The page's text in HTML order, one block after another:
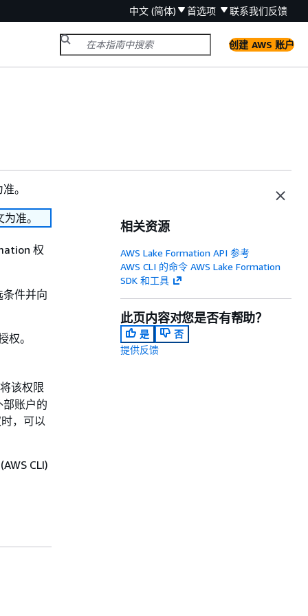
中文 (简体) 首选项 联系我们反馈
创建 AWS 账户
。
准。
权
件并向
权。
该权限
账户的
，可以
CLI)
相关资源
AWS Lake Formation API 参考
AWS CLI 的命令 AWS Lake Formation
SDK 和工具
此页内容对您是否有帮助？
是
否
提供反馈